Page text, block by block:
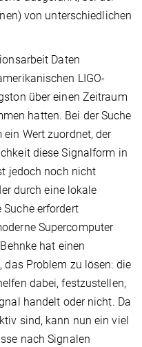
von unterschiedlichen
Daten
LIGO-
über einen Zeitraum
hatten. Bei der Suche
Wert zuordnet, der
diese Signalform in
jedoch noch nicht
durch eine lokale
Suche erfordert
Supercomputer
hat einen
Problem zu lösen: die
dabei, festzustellen,
handelt oder nicht. Da
sind, kann nun ein viel
nach Signalen